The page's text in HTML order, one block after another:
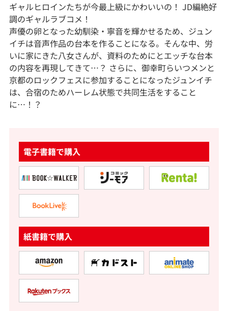
ギャルヒロインたちが今最上級にかわいいの！ JD編絶好
調のギャルラブコメ！
声優の卵となった幼馴染・寧音を輝かせるため、ジュン
イチは音声作品の台本を作ることになる。そんな中、労
いに家にきた八女さんが、資料のためにとエッチな台本
の内容を再現してきて…？ さらに、御幸町らいつメンと
京都のロックフェスに参加することになったジュンイチ
は、合宿のためハーレム状態で共同生活をすること
に…！？
電子書籍で購入
紙書籍で購入